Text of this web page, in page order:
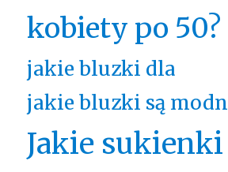
kobiety po 50?
jakie bluzki dla
jakie bluzki są
Jakie